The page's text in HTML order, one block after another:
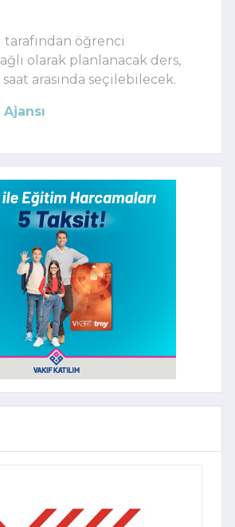
öğrenci
olarak planlanacak ders,
saat arasında seçilebilecek.